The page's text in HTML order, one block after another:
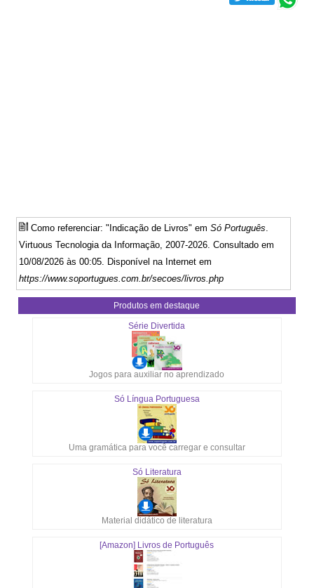
Como referenciar: "Indicação de Livros" emSó Português.
Virtuous Tecnologia da Informação, 2007-2026. Consultado em
10/08/2026 às 00:05. Disponível na Internet em
https://www.soportugues.com.br/secoes/livros.php
Produtos em destaque
Série Divertida
Jogos para auxiliar no aprendizado
Só Língua Portuguesa
Uma gramática para você carregar e consultar
Só Literatura
Material didático de literatura
[Amazon] Livros de Português